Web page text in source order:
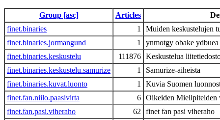
Group [asc] Articles
finet.binaries
1
Muiden keskustelujen
finet.binaries.jormangund
1
ynmotgy obake
finet.binaries.keskustelu
111876 Keskustelua
finet.binaries.keskustelu.samurize
1
Samurize-aiheista
finet.binaries.kuvat.luonto
1
Kuvia Suomen
finet.fan.niilo.paasivirta
6 Oikeiden Mielipiteiden
finet.fan.pasi.viheraho
62
finet fan pasi viheraho